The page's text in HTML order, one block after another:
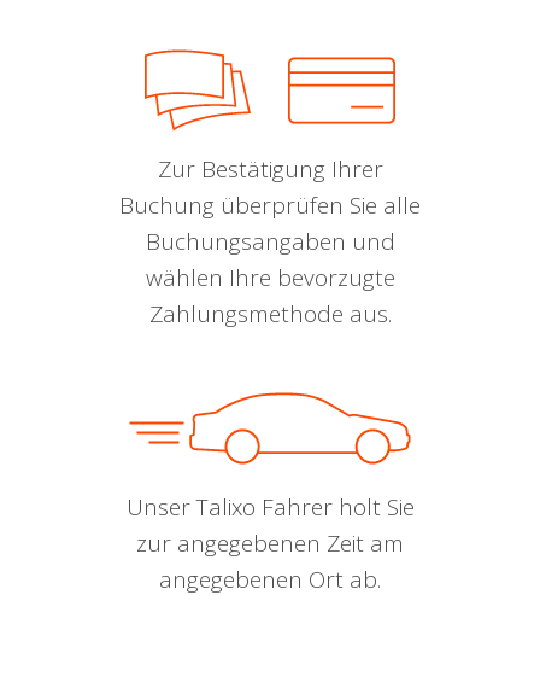
Zur Bestätigung Ihrer
Buchung überprüfen Sie alle
Buchungsangaben und
wählen Ihre bevorzugte
Zahlungsmethode aus.
Unser Talixo Fahrer holt Sie
zur angegebenen Zeit am
angegebenen Ort ab.